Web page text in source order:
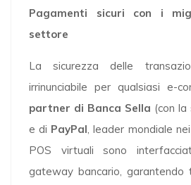
Pagamenti sicuri con i
settore
La sicurezza delle
irrinunciabile per qualsiasi e-
partner di Banca Sella (con la
e di PayPal, leader mondiale
POS virtuali sono
gateway bancario, garantendo